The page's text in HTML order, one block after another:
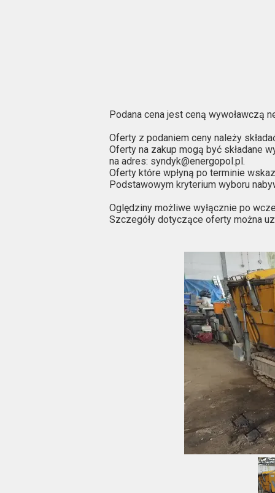
Podana cena jest ceną wywoławczą
Oferty z podaniem ceny należy
Oferty na zakup mogą być składane
na adres: syndyk@energopol.pl.
Oferty które wpłyną po terminie
Podstawowym kryterium wyboru
Oględziny możliwe wyłącznie po
Szczegóły dotyczące oferty można